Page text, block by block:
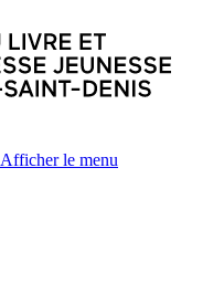
Afficher le menu